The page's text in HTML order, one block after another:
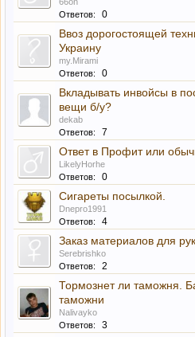
Ответов:
0
Ввоз дорогостоящей
Украину
my.Mirami
Ответов:
0
Вкладывать инвойсы в
вещи б/у?
dekab
Ответов:
7
Ответ в Профит или
LikelyHorhe
Ответов:
0
Сигареты посылкой.
Dnepro1991
Ответов:
4
Заказ материалов для
Serebrishko
Ответов:
2
Тормознет ли таможня.
таможни
Nalivayko
Ответов:
3